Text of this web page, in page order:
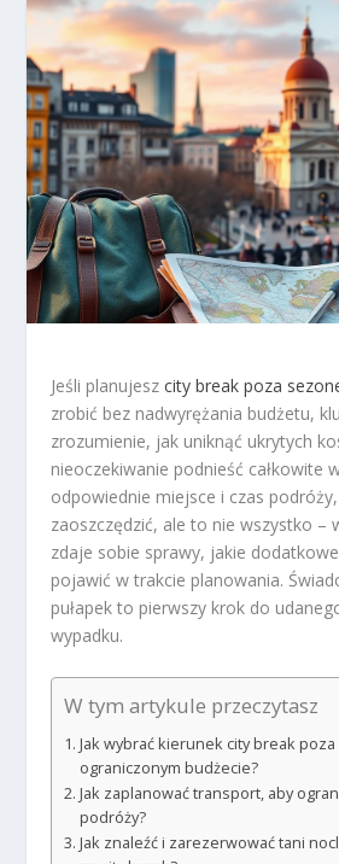
Jeśli planujeszcity break poza
zrobić bez nadwyrężania budżetu,
zrozumienie, jak uniknąć ukrytych
nieoczekiwanie podnieść całkowite
odpowiednie miejsce i czas
zaoszczędzić, ale to nie wszystko –
zdaje sobie sprawy, jakie
pojawić w trakcie planowania.
pułapek to pierwszy krok do
wypadku.
W tym artykule przeczytasz
Jak wybrać kierunek city break
ograniczonym budżecie?
Jak zaplanować transport, aby
podróży?
Jak znaleźć i zarezerwować tani